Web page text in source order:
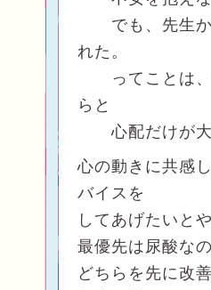
でも、先生か
れた。
ってことは、
らと
心配だけが大
心の動きに共感
バイスを
してあげたいと
最優先は尿酸な
どちらを先に改